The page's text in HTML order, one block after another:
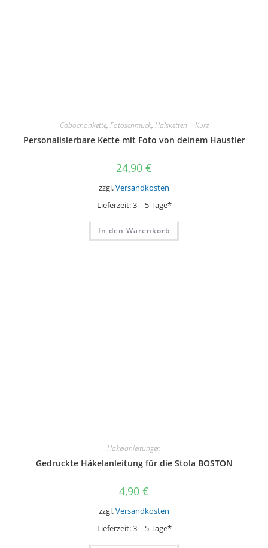
Cabochonkette, Fotoschmuck, Halsketten | Kurz
Personalisierbare Kette mit Foto von deinem Haustier
24,90 €
zzgl.Versandkosten
Lieferzeit:3 – 5 Tage*
In den Warenkorb
Häkelanleitungen
Gedruckte Häkelanleitung für die Stola BOSTON
4,90 €
zzgl.Versandkosten
Lieferzeit:3 – 5 Tage*